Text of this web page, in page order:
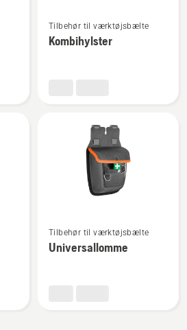
flere
detaljer
Tilbehør til værktøjsbælte
Kombihylster
flere
detaljer
Tilbehør til værktøjsbælte
Universallomme